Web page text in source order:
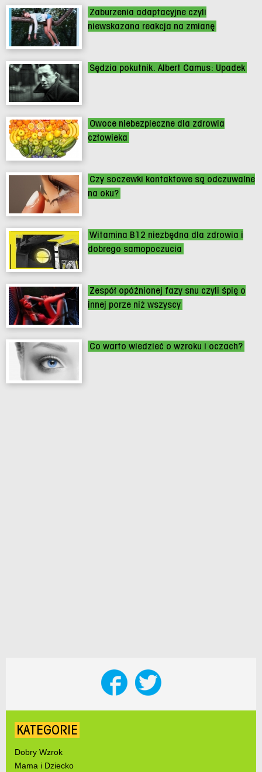
Zaburzenia adaptacyjne czyli
niewskazana reakcja na zmianę
Sędzia pokutnik. Albert Camus: Upadek
Owoce niebezpieczne dla zdrowia
człowieka
Czy soczewki kontaktowe są odczuwalne
na oku?
Witamina B12 niezbędna dla zdrowia i
dobrego samopoczucia
Zespół opóźnionej fazy snu czyli śpię o
innej porze niż wszyscy
Co warto wiedzieć o wzroku i oczach?
KATEGORIE
Dobry Wzrok
Mama i Dziecko